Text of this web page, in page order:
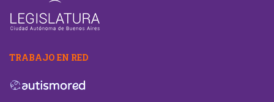
TRABAJO EN RED